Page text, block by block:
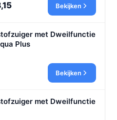
Bekijken
met Dweilfunctie
Plus
Bekijken
met Dweilfunctie